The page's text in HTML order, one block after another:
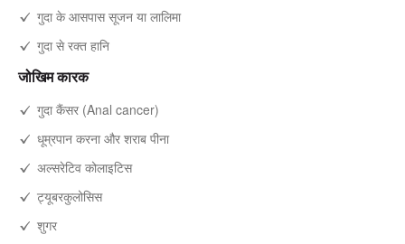
गुदा के आसपास सूजन या लालिमा
गुदा से रक्त हानि
जोखिम कारक
गुदा कैंसर (Anal cancer)
धूम्रपान करना और शराब पीना
अल्सरेटिव कोलाइटिस
ट्यूबरकुलोसिस
शुगर